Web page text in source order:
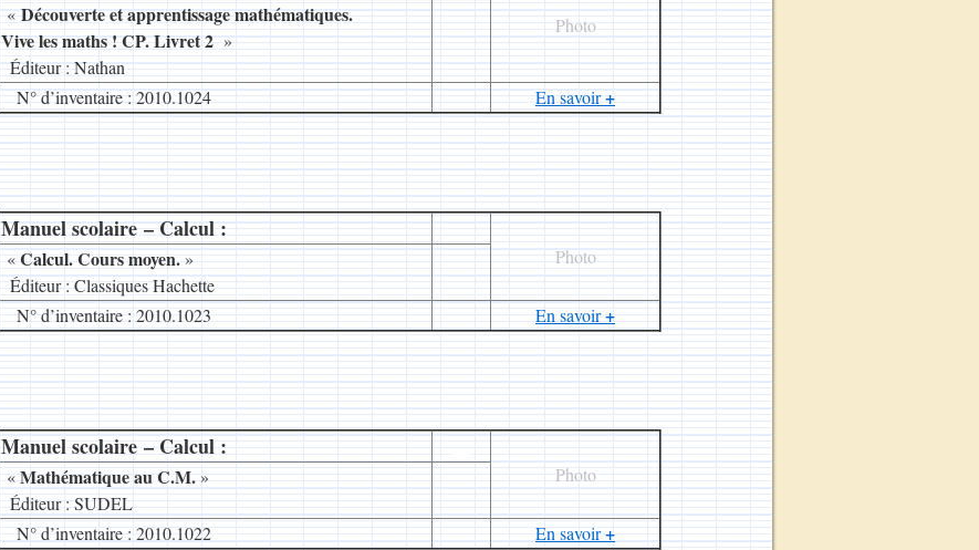
Photo
«Découverte et apprentissage mathématiques.
Vive les maths ! CP. Livret2»
.Éditeur : Nathan
N° d’inventaire : 2010.1024
En savoir+
Manuel scolaire – Calcul :
__
Photo
«Calcul. Cours moyen.»
.Éditeur : Classiques Hachette
N° d’inventaire : 2010.1023
En savoir+
Manuel scolaire – Calcul :
__
Photo
«Mathématique au C.M.»
.Éditeur : SUDEL
N° d’inventaire : 2010.1022
En savoir+